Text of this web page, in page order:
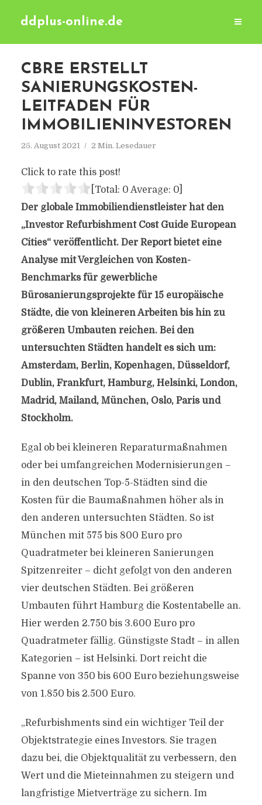
ddplus-online.de
CBRE ERSTELLT
SANIERUNGSKOSTEN-
LEITFADEN FÜR
IMMOBILIENINVESTOREN
25. August 2021 2 Min. Lesedauer
Click to rate this post!
[Total: 0 Average: 0]
Der globale Immobiliendienstleister hat den
„Investor Refurbishment Cost Guide European
Cities“ veröffentlicht. Der Report bietet eine
Analyse mit Vergleichen von Kosten-
Benchmarks für gewerbliche
Bürosanierungsprojekte für 15 europäische
Städte, die von kleineren Arbeiten bis hin zu
größeren Umbauten reichen. Bei den
untersuchten Städten handelt es sich um:
Amsterdam, Berlin, Kopenhagen, Düsseldorf,
Dublin, Frankfurt, Hamburg, Helsinki, London,
Madrid, Mailand, München, Oslo, Paris und
Stockholm.
Egal ob bei kleineren Reparaturmaßnahmen
oder bei umfangreichen Modernisierungen –
in den deutschen Top-5-Städten sind die
Kosten für die Baumaßnahmen höher als in
den anderen untersuchten Städten. So ist
München mit 575 bis 800 Euro pro
Quadratmeter bei kleineren Sanierungen
Spitzenreiter – dicht gefolgt von den anderen
vier deutschen Städten. Bei größeren
Umbauten führt Hamburg die Kostentabelle an.
Hier werden 2.750 bis 3.600 Euro pro
Quadratmeter fällig. Günstigste Stadt – in allen
Kategorien – ist Helsinki. Dort reicht die
Spanne von 350 bis 600 Euro beziehungsweise
von 1.850 bis 2.500 Euro.
„Refurbishments sind ein wichtiger Teil der
Objektstrategie eines Investors. Sie tragen
dazu bei, die Objektqualität zu verbessern, den
Wert und die Mieteinnahmen zu steigern und
langfristige Mietverträge zu sichern. Im